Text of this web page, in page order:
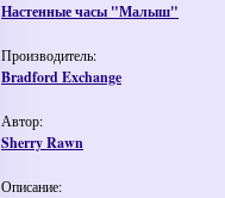
Настенные часы "Малыш"
Производитель:
Bradford Exchange
Автор:
Sherry Rawn
Описание: